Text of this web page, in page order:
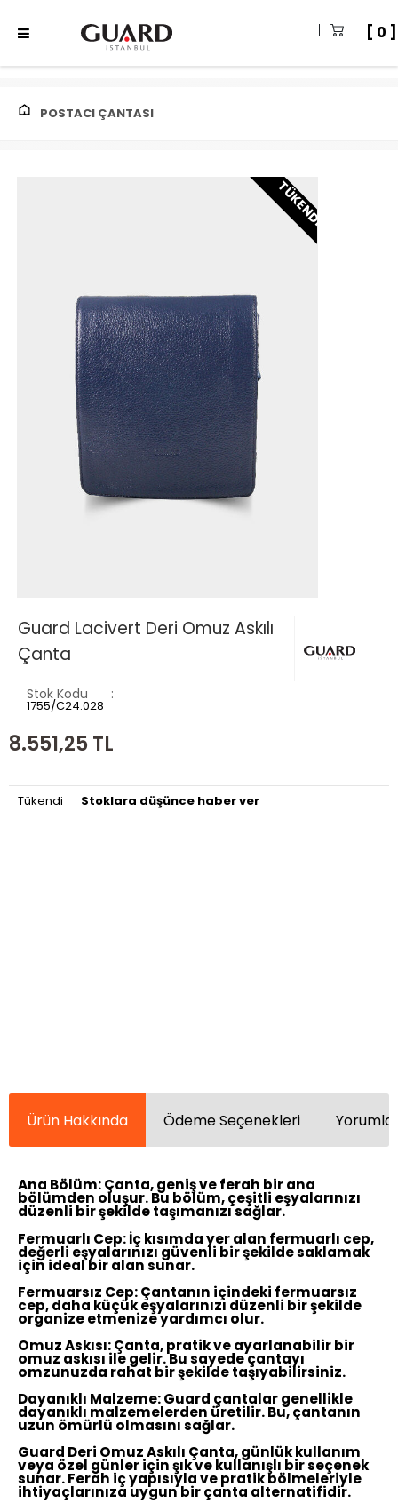
0
POSTACI ÇANTASI
TÜKENDI
Guard Lacivert Deri Omuz Askılı
Çanta
Stok Kodu
1755/C24.028
8.551,25 TL
Tükendi Stoklara düşünce haber ver
Ürün Hakkında Ödeme Seçenekleri
Ana Bölüm:Çanta, geniş ve ferah bir ana
bölümden oluşur. Bu bölüm, çeşitli eşyalarınızı
düzenli bir şekilde taşımanızı sağlar.
Fermuarlı Cep:İç kısımda yer alan fermuarlı cep,
değerli eşyalarınızı güvenli bir şekilde saklamak
için ideal bir alan sunar.
Fermuarsız Cep:Çantanın içindeki fermuarsız
cep, daha küçük eşyalarınızı düzenli bir şekilde
organize etmenize yardımcı olur.
Omuz Askısı:Çanta, pratik ve ayarlanabilir bir
omuz askısı ile gelir. Bu sayede çantayı
omzunuzda rahat bir şekilde taşıyabilirsiniz.
Dayanıklı Malzeme:Guard çantalar genellikle
dayanıklı malzemelerden üretilir. Bu, çantanın
uzun ömürlü olmasını sağlar.
Guard Deri Omuz Askılı Çanta, günlük kullanım
veya özel günler için şık ve kullanışlı bir seçenek
sunar. Ferah iç yapısıyla ve pratik bölmeleriyle
ihtiyaçlarınıza uygun bir çanta alternatifidir.